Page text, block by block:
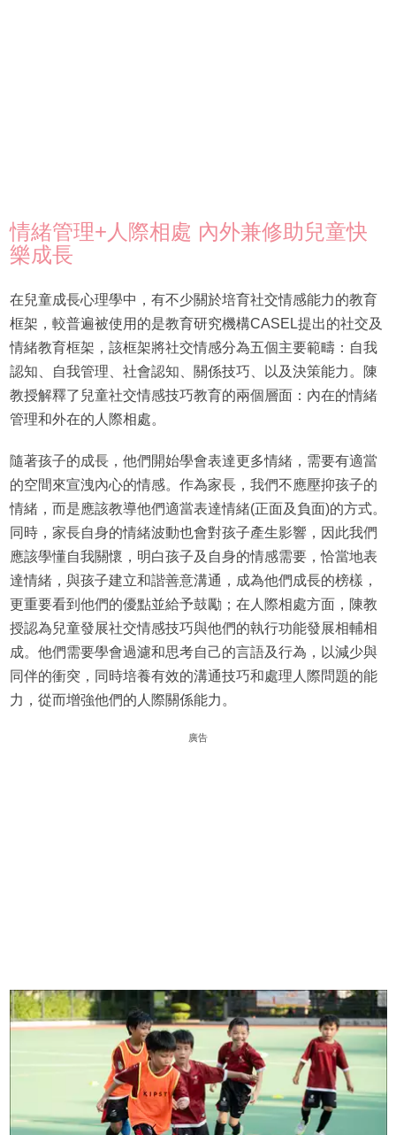
情緒管理+人際相處 內外兼修助兒童快
樂成長
在兒童成長心理學中，有不少關於培育社交情感能力的教育
框架，較普遍被使用的是教育研究機構CASEL提出的社交及
情緒教育框架，該框架將社交情感分為五個主要範疇：自我
認知、自我管理、社會認知、關係技巧、以及決策能力。陳
教授解釋了兒童社交情感技巧教育的兩個層面：內在的情緒
管理和外在的人際相處。
隨著孩子的成長，他們開始學會表達更多情緒，需要有適當
的空間來宣洩內心的情感。作為家長，我們不應壓抑孩子的
情緒，而是應該教導他們適當表達情緒(正面及負面)的方式。
同時，家長自身的情緒波動也會對孩子產生影響，因此我們
應該學懂自我關懷，明白孩子及自身的情感需要，恰當地表
達情緒，與孩子建立和諧善意溝通，成為他們成長的榜樣，
更重要看到他們的優點並給予鼓勵；在人際相處方面，陳教
授認為兒童發展社交情感技巧與他們的執行功能發展相輔相
成。他們需要學會過濾和思考自己的言語及行為，以減少與
同伴的衝突，同時培養有效的溝通技巧和處理人際問題的能
力，從而增強他們的人際關係能力。
廣告